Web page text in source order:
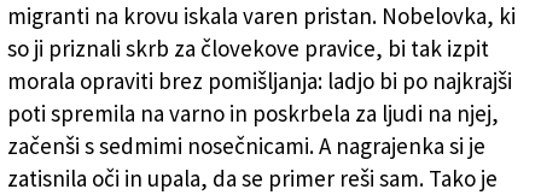
migranti na krovu iskala varen pristan. Nobelovka, ki
so ji priznali skrb za človekove pravice, bi tak izpit
morala opraviti brez pomišljanja: ladjo bi po najkrajši
poti spremila na varno in poskrbela za ljudi na njej,
začenši s sedmimi nosečnicami. A nagrajenka si je
zatisnila oči in upala, da se primer reši sam. Tako je